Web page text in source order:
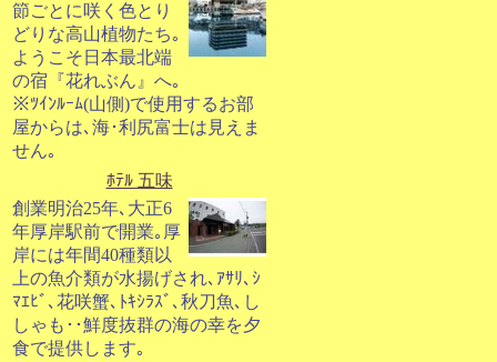
節ごとに咲く色とり
どりな高山植物たち｡
ようこそ日本最北端
の宿『花れぶん』へ｡
※ﾂｲﾝﾙｰﾑ(山側)で使用するお部
屋からは､海･利尻富士は見えま
せん｡
ﾎﾃﾙ 五味
創業明治25年､大正6
年厚岸駅前で開業｡厚
岸には年間40種類以
上の魚介類が水揚げされ､ｱｻﾘ､ｼ
ﾏｴﾋﾞ､花咲蟹､ﾄｷｼﾗｽﾞ､秋刀魚､し
しゃも･･鮮度抜群の海の幸を夕
食で提供します｡